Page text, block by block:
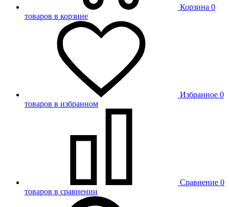
Корзина 0
товаров в корзине
Избранное 0
товаров в избранном
Сравнение 0
товаров в сравнении